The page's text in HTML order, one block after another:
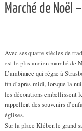
Marché de Noël
Avec ses quatre siècles de
est le plus ancien marché de
L’ambiance qui règne à
fin d’après-midi, lorsque la
les décorations embellissent
rappellent des souvenirs
églises.
Sur la place Kléber, le grand